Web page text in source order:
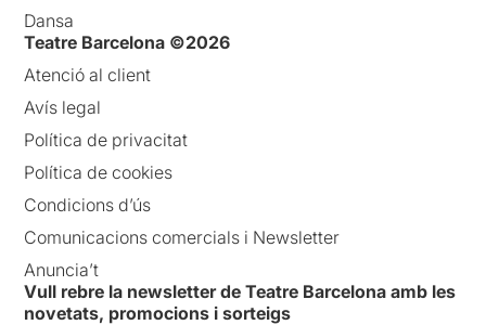
Dansa
Teatre Barcelona ©2026
Atenció al client
Avís legal
Política de privacitat
Política de cookies
Condicions d’ús
Comunicacions comercials i Newsletter
Anuncia’t
Vull rebre la newsletter de Teatre Barcelona amb les
novetats, promocions i sorteigs